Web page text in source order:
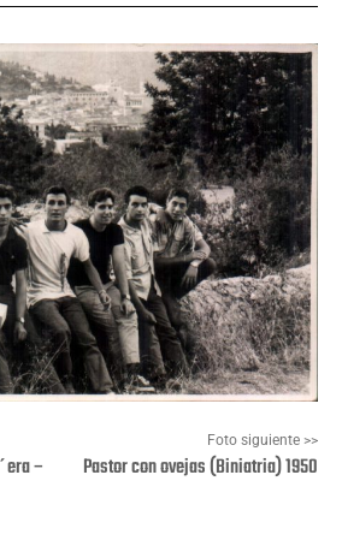
–
Foto siguiente >>
Pastor con ovejas (Biniatria) 1950